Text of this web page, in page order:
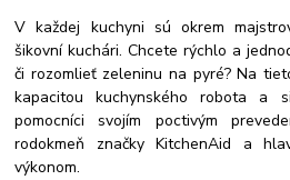
V každej kuchyni sú okrem
šikovní kuchári. Chcete rýchlo a
či rozomlieť zeleninu na pyré? Na
kapacitou kuchynského robota a
pomocníci svojím poctivým
rodokmeň značky KitchenAid a
výkonom.